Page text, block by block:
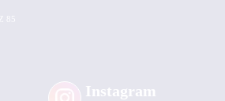
85
Instagram